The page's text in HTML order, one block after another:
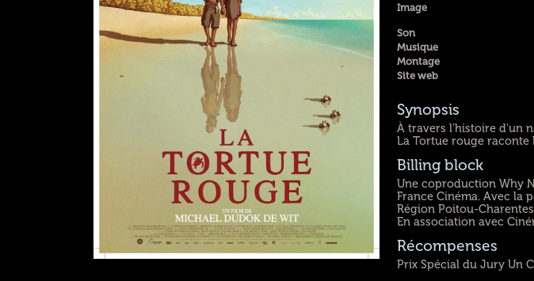
Image
Son
Musique
Montage
Site web
Synopsis
À travers l'histoire d'un
La Tortue rouge raconte
Billing block
Une coproduction Why
France Cinéma. Avec la
Région Poitou-
En association avec
Récompenses
Prix Spécial du Jury Un